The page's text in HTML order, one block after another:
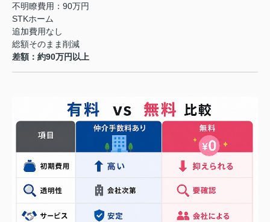
不明瞭費用：90万円
STKホーム
追加費用なし
総額そのまま削減
差額：約90万円以上